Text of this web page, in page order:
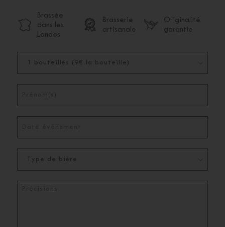
Brassée
dans les
Landes
Brasserie
artisanale
Originalité
garantie